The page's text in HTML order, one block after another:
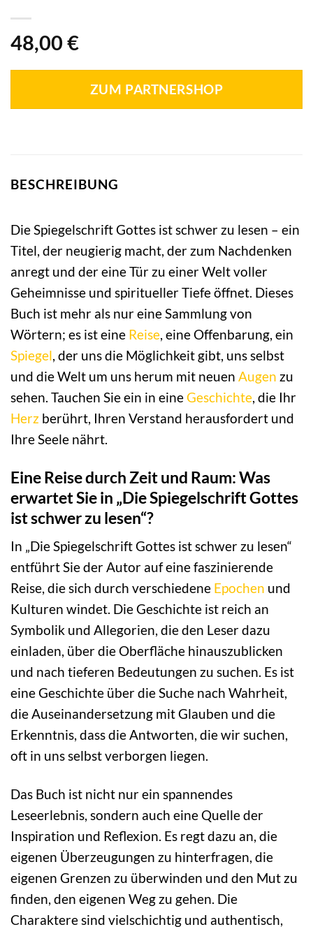
48,00 €
ZUM PARTNERSHOP
BESCHREIBUNG
Die Spiegelschrift Gottes ist schwer zu lesen – ein
Titel, der neugierig macht, der zum Nachdenken
anregt und der eine Tür zu einer Welt voller
Geheimnisse und spiritueller Tiefe öffnet. Dieses
Buch ist mehr als nur eine Sammlung von
Wörtern; es ist eine Reise , eine Offenbarung, ein
Spiegel , der uns die Möglichkeit gibt, uns selbst
und die Welt um uns herum mit neuen Augen zu
sehen. Tauchen Sie ein in eineGeschichte , die Ihr
Herz berührt, Ihren Verstand herausfordert und
Ihre Seele nährt.
Eine Reise durch Zeit und Raum: Was
erwartet Sie in „Die Spiegelschrift Gottes
ist schwer zu lesen“?
In „Die Spiegelschrift Gottes ist schwer zu lesen“
entführt Sie der Autor auf eine faszinierende
Reise, die sich durch verschiedene Epochen und
Kulturen windet. Die Geschichte ist reich an
Symbolik und Allegorien, die den Leser dazu
einladen, über die Oberfläche hinauszublicken
und nach tieferen Bedeutungen zu suchen. Es ist
eine Geschichte über die Suche nach Wahrheit,
die Auseinandersetzung mit Glauben und die
Erkenntnis, dass die Antworten, die wir suchen,
oft in uns selbst verborgen liegen.
Das Buch ist nicht nur ein spannendes
Leseerlebnis, sondern auch eine Quelle der
Inspiration und Reflexion. Es regt dazu an, die
eigenen Überzeugungen zu hinterfragen, die
eigenen Grenzen zu überwinden und den Mut zu
finden, den eigenen Weg zu gehen. Die
Charaktere sind vielschichtig und authentisch,